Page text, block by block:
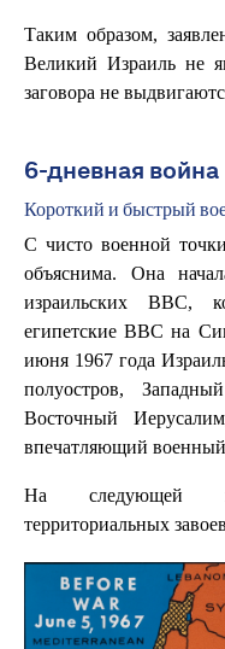
Таким образом,
Великий Израиль не
заговора не
6-дневная война
Короткий и быстрый
С чисто военной
объяснима. Она
израильских ВВС,
египетские ВВС на
июня 1967 года
полуостров,
Восточный
впечатляющий
На следующей
территориальных